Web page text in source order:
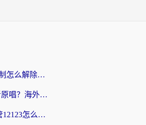
优酷手机app地域限制怎么解除？海外党亲测有效的追剧方案
全民K歌国外如何听原唱？海外党亲测有效的回国加速器选择指南
在海外如果使用交管12123怎么处理？留学生亲测有效的回国加速方案